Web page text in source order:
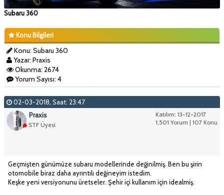
Subaru 360
Konu Bilgileri
Konu: Subaru 360
Yazar: Praxis
Okunma: 2674
Yorum Sayısı: 4
02-03-2018, Saat: 23:47
Katılım: 13-12-2017
1,501 Yorum | 107 Konu
Praxis
STF Üyesi
Geçmişten günümüze subaru modellerinde değinilmiş. Ben bu şirin
otomobile biraz daha ayrıntılı değineyim istedim.
Keşke yeni versiyonunu üretseler. Şehir içi kullanım için idealmiş.